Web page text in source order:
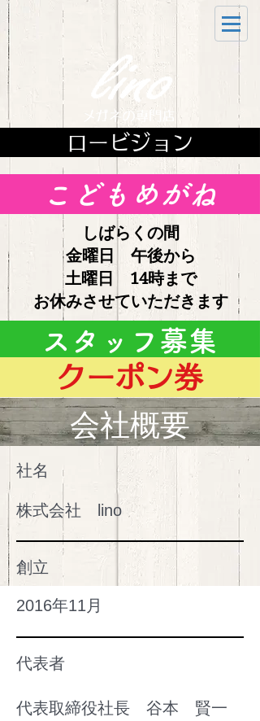
ロービジョン
こどもめがね
しばらくの間
金曜日 午後から
土曜日 14時まで
お休みさせていただきます
スタッフ募集
クーポン券
​会社概要
社名
​株式会社 lino
創立
2016年11月
代表者
代表取締役社長 谷本 賢一